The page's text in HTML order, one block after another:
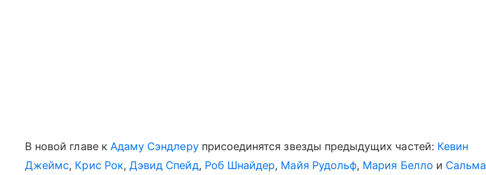
В новой главе к Адаму Сэндлеруприсоединятся звезды предыдущих частей: Кевин
Джеймс, Крис Рок, Дэвид Спейд, Роб Шнайдер, Майя Рудольф, Мария Белло и Сальма